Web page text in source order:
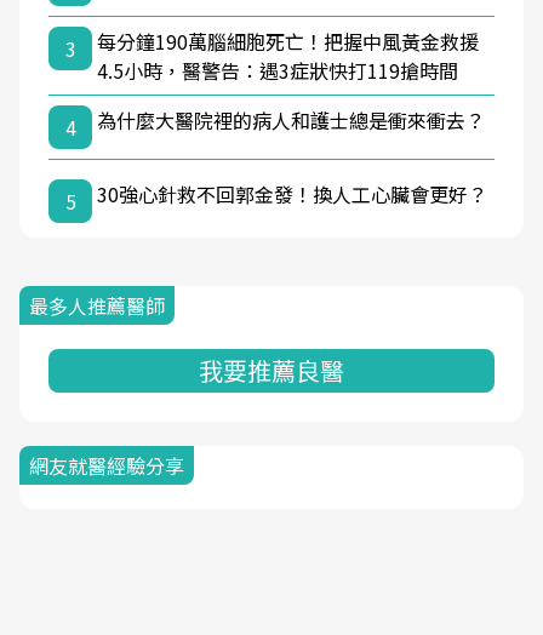
3
每分鐘190萬腦細胞死亡！把握中風黃金救援
4.5小時，醫警告：遇3症狀快打119搶時間
4
為什麼大醫院裡的病人和護士總是衝來衝去？
5 30強心針救不回郭金發！換人工心臟會更好？
最多人推薦醫師
我要推薦良醫
網友就醫經驗分享